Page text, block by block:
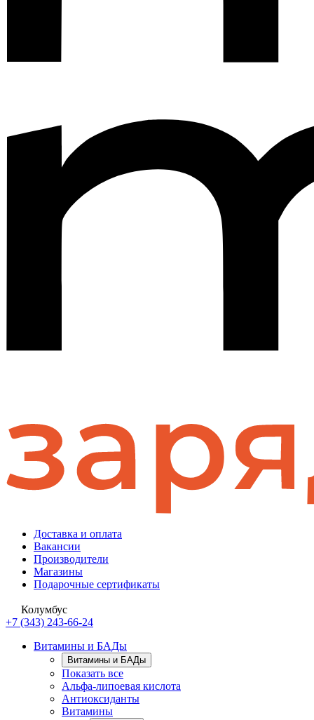
Доставка и оплата
Вакансии
Производители
Магазины
Подарочные сертификаты
Колумбус
+7 (343) 243-66-24
Витамины и БАДы
Витамины и БАДы
Показать все
Альфа-липоевая кислота
Антиоксиданты
Витамины